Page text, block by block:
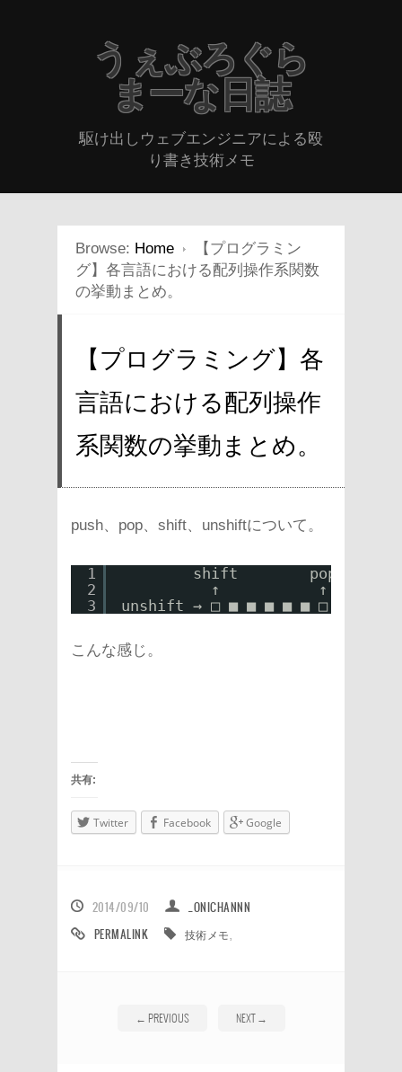
うぇぶろぐら
まーな日誌
駆け出しウェブエンジニアによる殴
り書き技術メモ
Browse: Home
【プログラミン
グ】各言語における配列操作系関数
の挙動まとめ。
【プログラミング】各
言語における配列操作
系関数の挙動まとめ。
push、pop、shift、unshiftについて。
1
2
3
shift        pop
↑           ↑
unshift → □ ■ ■ ■ ■ ■ □ ← push
こんな感じ。
共有:
Twitter Facebook Google
2014/09/10
_ONICHANNN
PERMALINK
技術メモ
← PREVIOUS NEXT→